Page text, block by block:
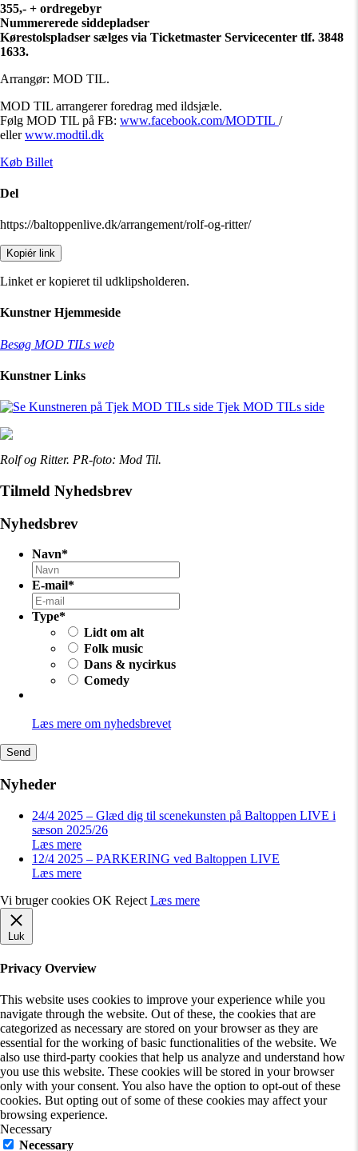
355,- + ordregebyr
Nummererede siddepladser
Kørestolspladser sælges via Ticketmaster Servicecenter tlf. 3848
1633.
Arrangør: MOD TIL.
MOD TIL arrangerer foredrag med ildsjæle.
Følg MOD TIL på FB: www.facebook.com/MODTIL /
ellerwww.modtil.dk
Køb Billet
Del
https://baltoppenlive.dk/arrangement/rolf-og-ritter/
Kopiér link
Linket er kopieret til udklipsholderen.
Kunstner Hjemmeside
Besøg MOD TILs web
Kunstner Links
Tjek MOD TILs side
Rolf og Ritter. PR-foto: Mod Til.
Tilmeld Nyhedsbrev
Nyhedsbrev
Navn*
E-mail*
Type*
Lidt om alt
Folk music
Dans & nycirkus
Comedy
Læs mere om nyhedsbrevet
Send
Nyheder
24/4 2025 – Glæd dig til scenekunsten på Baltoppen LIVE i
sæson 2025/26
Læs mere
12/4 2025 – PARKERING ved Baltoppen LIVE
Læs mere
Vi bruger cookies OK Reject Læs mere
Luk
Privacy Overview
This website uses cookies to improve your experience while you
navigate through the website. Out of these, the cookies that are
categorized as necessary are stored on your browser as they are
essential for the working of basic functionalities of the website. We
also use third-party cookies that help us analyze and understand how
you use this website. These cookies will be stored in your browser
only with your consent. You also have the option to opt-out of these
cookies. But opting out of some of these cookies may affect your
browsing experience.
Necessary
Necessary